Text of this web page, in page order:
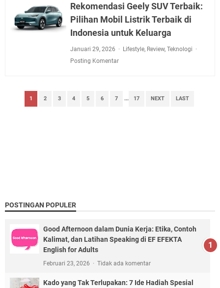
Rekomendasi Geely SUV Terbaik:
Pilihan Mobil Listrik Terbaik di
Indonesia untuk Keluarga
Januari 29, 2026 Lifestyle, Review, Teknologi
Posting Komentar
1 2 3 4 5 6 7 ... 17 NEXT LAST
POSTINGAN POPULER
Good Afternoon dalam Dunia Kerja: Etika, Contoh
Kalimat, dan Latihan Speaking di EF EFEKTA
English for Adults
Februari 23, 2026 Tidak ada komentar
Kado yang Tak Terlupakan: 7 Ide Hadiah Spesial